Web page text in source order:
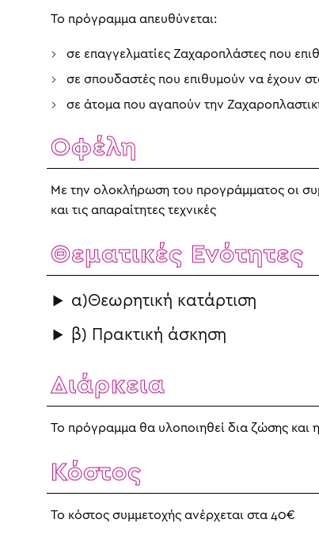
Το πρόγραμμα απευθύνεται:
σε επαγγελματίες Ζαχαροπλάστες που
σε σπουδαστές που επιθυμούν να έχουν
σε άτομα που αγαπούν την
Οφέλη
Με την ολοκλήρωση του προγράμματος οι
και τις απαραίτητες τεχνικές
Θεματικές Ενότητες
α)Θεωρητική κατάρτιση
β) Πρακτική άσκηση
Διάρκεια
Το πρόγραμμα θα υλοποιηθεί δια ζώσης και
Κόστος
Το κόστος συμμετοχής ανέρχεται στα 40€